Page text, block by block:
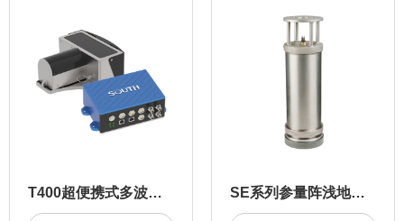
T400超便携式多波束测深系统 SE系列参量阵浅地层剖面系统